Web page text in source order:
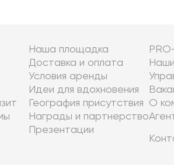
Наша площадка
Доставка и оплата
Условия аренды
Идеи для вдохновения
География присутствия
Награды и партнерство
Презентации
О